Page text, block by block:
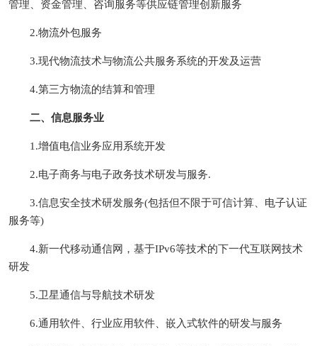
管理、资金管理、咨询服务等供应链管理创新服务
2.物流外包服务
3.现代物流技术与物流公共服务系统的开发及运营
4.第三方物流的结算和管理
二、信息服务业
1.增值电信业务应用系统开发
2.电子商务与电子政务技术研发与服务.
3.信息安全技术研发服务(包括但不限于可信计算、电子认证
服务等)
4.新一代移动通信网，基于IPv6等技术的下一代互联网技术
研发
5.卫星通信与导航技术研发
6.通用软件、行业应用软件、嵌入式软件的研发与服务